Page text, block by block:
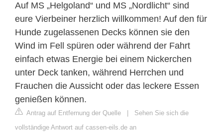
Auf MS „Helgoland“ und MS „Nordlicht“ sind
eure Vierbeiner herzlich willkommen! Auf den für
Hunde zugelassenen Decks können sie den
Wind im Fell spüren oder während der Fahrt
einfach etwas Energie bei einem Nickerchen
unter Deck tanken, während Herrchen und
Frauchen die Aussicht oder das leckere Essen
genießen können.
Antrag auf Entfernung der Quelle
Sehen Sie sich die
vollständige Antwort auf cassen-eils.de an